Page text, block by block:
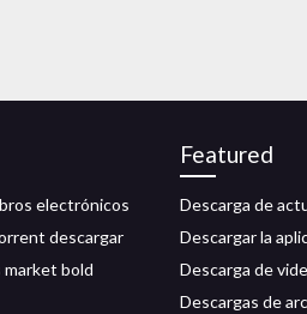
electrónicos
descargar
bold
Featured
Descarga de
Descargar la
Descarga de
Descargas de